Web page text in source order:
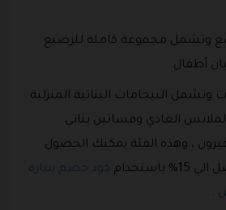
وتشمل مجموعة كاملة للرضيع
أطفال.
البيجامات البناتية المنزلية
العادي وفساتين بناتي
، وهذه الفئة يمكنك الحصول
كود خصم ساره
.